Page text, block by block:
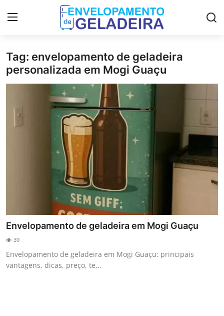
Login Registro
Home
Curso de Envelopamento de
Geladeira
Materiais & Ferramentas
Tag: envelopamento de geladeira
personalizada em Mogi Guaçu
Envelopamento de geladeira em Mogi Guaçu
39
Envelopamento de geladeira em Mogi Guaçu: principais
vantagens, dicas, preço, te...